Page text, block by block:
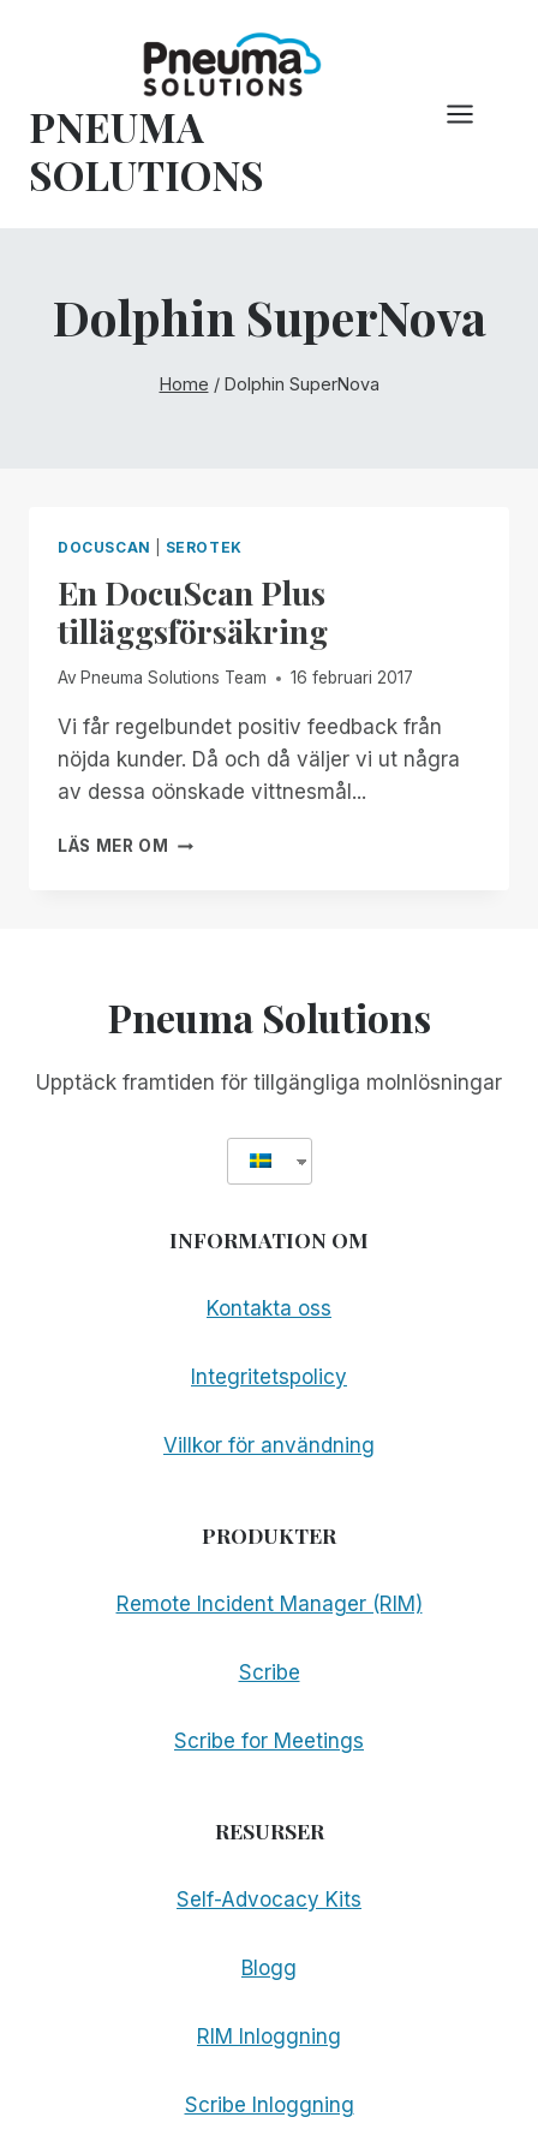
PNEUMA
SOLUTIONS
Dolphin SuperNova
Home / Dolphin SuperNova
DOCUSCAN SEROTEK
En DocuScan Plus
tilläggsförsäkring
Av Pneuma Solutions Team 16 februari 2017
Vi får regelbundet positiv feedback från
nöjda kunder. Då och då väljer vi ut några
av dessa oönskade vittnesmål...
LÄS MER OM
EN
Pneuma Solutions
Upptäck framtiden för tillgängliga molnlösningar
INFORMATION OM
Kontakta oss
Integritetspolicy
Villkor för användning
PRODUKTER
Remote Incident Manager (RIM)
Scribe
Scribe for Meetings
RESURSER
Self-Advocacy Kits
Blogg
RIM Inloggning
Scribe Inloggning